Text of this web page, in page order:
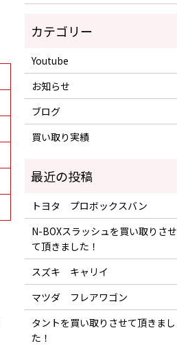
Youtube
お知らせ
ブログ
買い取り実績
トヨタ プロボックスバン
N-BOXスラッシュを買い取りさせ
て頂きました！
スズキ キャリイ
マツダ フレアワゴン
タントを買い取りさせて頂きまし
た！